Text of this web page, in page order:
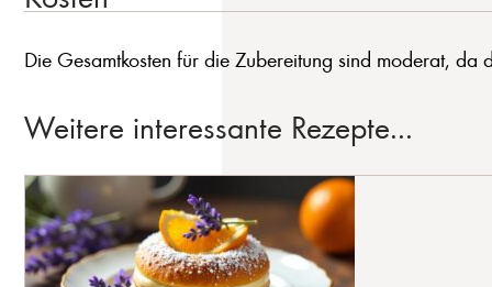
Die Gesamtkosten für die Zubereitung sind moderat, da
Weitere interessante Rezepte...